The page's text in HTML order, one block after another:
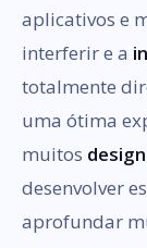
aplicativos e
interferir e a
totalmente
uma ótima
muitos
desenvolver
aprofundar